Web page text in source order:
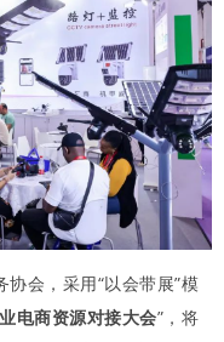
会，采用“以会带展”模
电商资源对接大会”，将